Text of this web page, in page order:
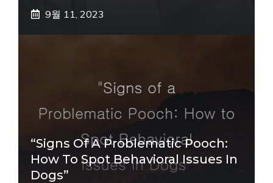
9월 11, 2023
“Signs Of A Problematic Pooch:
How To Spot Behavioral Issues In
Dogs”